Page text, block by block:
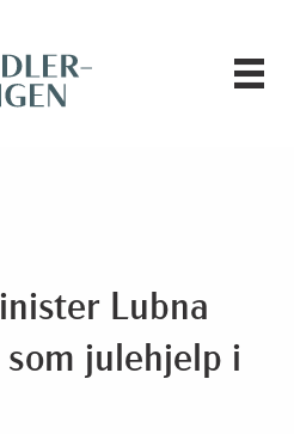
Lubna
julehjelp i